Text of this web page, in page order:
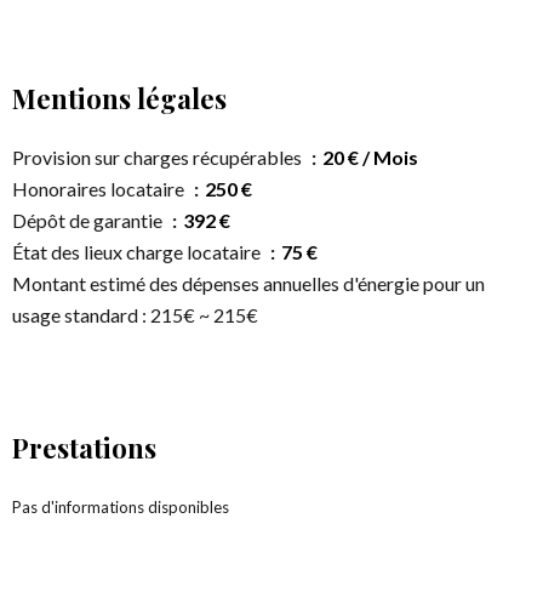
Mentions légales
Provision sur charges récupérables
20 € / Mois
Honoraires locataire
250 €
Dépôt de garantie
392 €
État des lieux charge locataire
75 €
Montant estimé des dépenses annuelles d'énergie pour un
usage standard : 215€ ~ 215€
Prestations
Pas d'informations disponibles